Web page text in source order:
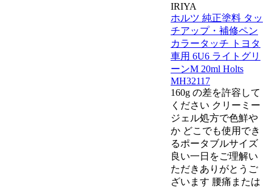
IRIYA
ホルツ 純正塗料 タッ
チアップ・補修ペン
カラータッチ トヨタ
車用 6U6 ライトグリ
ーンM 20ml Holts
MH32117
160g の差を許容して
ください クリーミー
ジェル処方で色鮮や
か どこでも使用でき
るポータブルサイズ
良い一日をご理解い
ただきありがとうご
ざいます 腰痛または